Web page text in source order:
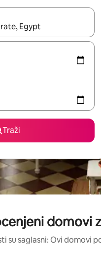
možete da se krećete kroz
Traži
domovi
su saglasni: Ovi domovi